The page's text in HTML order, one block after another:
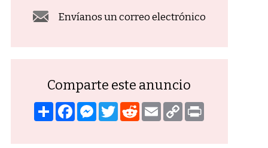
Envíanos un correo electrónico
Comparte este anuncio
CompartirFacebookMensajero
GorjeoRedditCorreo
electrónico
Copiar
enlace